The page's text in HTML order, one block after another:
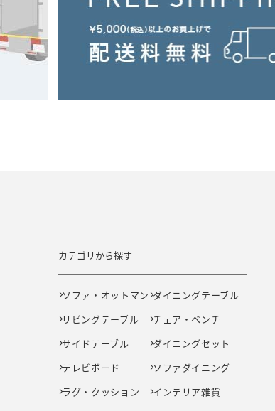
カテゴリから探す
ソファ・オットマン
リビングテーブル
サイドテーブル
テレビボード
ラグ・クッション
ダイニングテーブル
チェア・ベンチ
ダイニングセット
ソファダイニング
インテリア雑貨